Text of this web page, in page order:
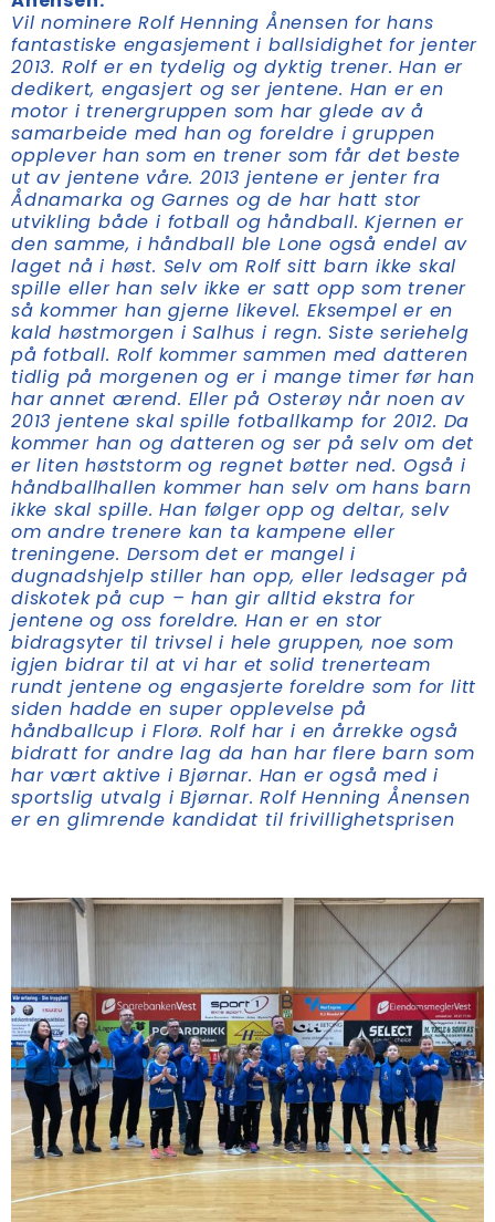
Vil nominere Rolf Henning Ånensen for hans
fantastiske engasjement i ballsidighet for jenter
2013. Rolf er en tydelig og dyktig trener. Han er
dedikert, engasjert og ser jentene. Han er en
motor i trenergruppen som har glede av å
samarbeide med han og foreldre i gruppen
opplever han som en trener som får det beste
ut av jentene våre. 2013 jentene er jenter fra
Ådnamarka og Garnes og de har hatt stor
utvikling både i fotball og håndball. Kjernen er
den samme, i håndball ble Lone også endel av
laget nå i høst. Selv om Rolf sitt barn ikke skal
spille eller han selv ikke er satt opp som trener
så kommer han gjerne likevel. Eksempel er en
kald høstmorgen i Salhus i regn. Siste seriehelg
på fotball. Rolf kommer sammen med datteren
tidlig på morgenen og er i mange timer før han
har annet ærend. Eller på Osterøy når noen av
2013 jentene skal spille fotballkamp for 2012. Da
kommer han og datteren og ser på selv om det
er liten høststorm og regnet bøtter ned. Også i
håndballhallen kommer han selv om hans barn
ikke skal spille. Han følger opp og deltar, selv
om andre trenere kan ta kampene eller
treningene. Dersom det er mangel i
dugnadshjelp stiller han opp, eller ledsager på
diskotek på cup – han gir alltid ekstra for
jentene og oss foreldre. Han er en stor
bidragsyter til trivsel i hele gruppen, noe som
igjen bidrar til at vi har et solid trenerteam
rundt jentene og engasjerte foreldre som for litt
siden hadde en super opplevelse på
håndballcup i Florø. Rolf har i en årrekke også
bidratt for andre lag da han har flere barn som
har vært aktive i Bjørnar. Han er også med i
sportslig utvalg i Bjørnar. Rolf Henning Ånensen
er en glimrende kandidat til frivillighetsprisen